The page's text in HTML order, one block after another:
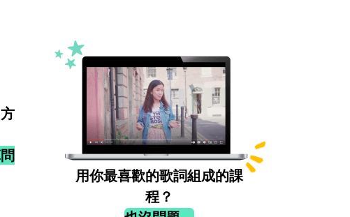
用你最喜歡的歌詞組成的課
程？